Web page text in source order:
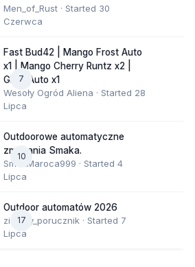
Men_of_Rust · Started 30
Czerwca
7
Fast Bud42 | Mango Frost Auto
x1 | Mango Cherry Runtz x2 |
GMO Auto x1
Wesoły Ogród Aliena · Started 28
Lipca
10
Outdoorowe automatyczne
zmagania Smaka.
SmakMaroca999 · Started 4
Lipca
17
Outdoor automatów 2026
zielony_porucznik · Started 7
Lipca